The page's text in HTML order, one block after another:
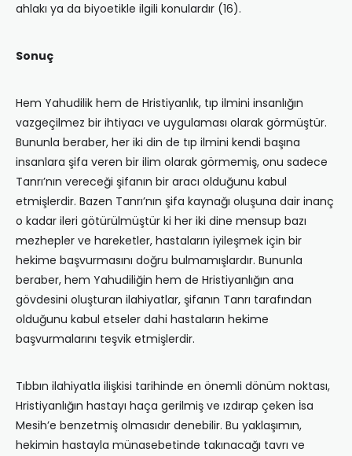
ahlakı ya da biyoetikle ilgili konulardır (16).
Sonuç
Hem Yahudilik hem de Hristiyanlık, tıp ilmini insanlığın
vazgeçilmez bir ihtiyacı ve uygulaması olarak görmüştür.
Bununla beraber, her iki din de tıp ilmini kendi başına
insanlara şifa veren bir ilim olarak görmemiş, onu sadece
Tanrı’nın vereceği şifanın bir aracı olduğunu kabul
etmişlerdir. Bazen Tanrı’nın şifa kaynağı oluşuna dair inanç
o kadar ileri götürülmüştür ki her iki dine mensup bazı
mezhepler ve hareketler, hastaların iyileşmek için bir
hekime başvurmasını doğru bulmamışlardır. Bununla
beraber, hem Yahudiliğin hem de Hristiyanlığın ana
gövdesini oluşturan ilahiyatlar, şifanın Tanrı tarafından
olduğunu kabul etseler dahi hastaların hekime
başvurmalarını teşvik etmişlerdir.
Tıbbın ilahiyatla ilişkisi tarihinde en önemli dönüm noktası,
Hristiyanlığın hastayı haça gerilmiş ve ızdırap çeken İsa
Mesih’e benzetmiş olmasıdır denebilir. Bu yaklaşımın,
hekimin hastayla münasebetinde takınacağı tavrı ve